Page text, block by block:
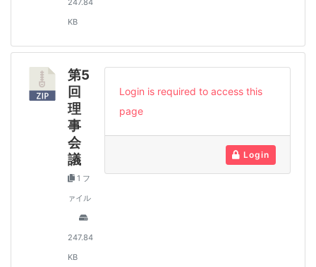
247.84
KB
第5
回
理
事
会
議
1 フ
ァイル
247.84
KB
Login is required to access this
page
Login